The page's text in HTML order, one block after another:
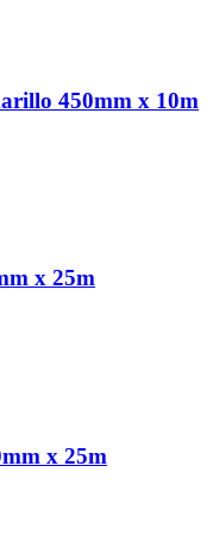
450mm x 10m
x 25m
x 25m